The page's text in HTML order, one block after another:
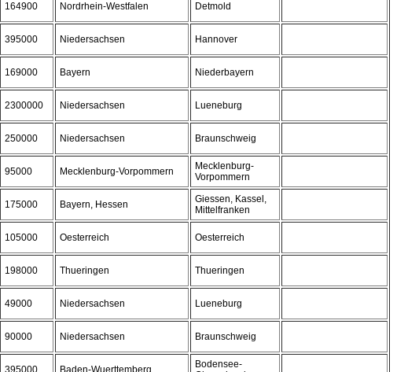
164900 Nordrhein-Westfalen Detmold
395000 Niedersachsen Hannover
169000 Bayern Niederbayern
2300000 Niedersachsen Lueneburg
250000 Niedersachsen Braunschweig
95000 Mecklenburg-Vorpommern
Mecklenburg-
Vorpommern
175000 Bayern, Hessen
Giessen, Kassel,
Mittelfranken
105000 Oesterreich Oesterreich
198000 Thueringen Thueringen
49000 Niedersachsen Lueneburg
90000 Niedersachsen Braunschweig
395000 Baden-Wuerttemberg
Bodensee-